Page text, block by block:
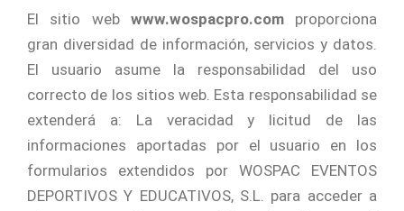
El sitio web www.wospacpro.comproporciona
gran diversidad de información, servicios y datos.
El usuario asume la responsabilidad del uso
correcto de los sitios web. Esta responsabilidad se
extenderá a: La veracidad y licitud de las
informaciones aportadas por el usuario en los
formularios extendidos por WOSPAC EVENTOS
DEPORTIVOS Y EDUCATIVOS, S.L. para acceder a